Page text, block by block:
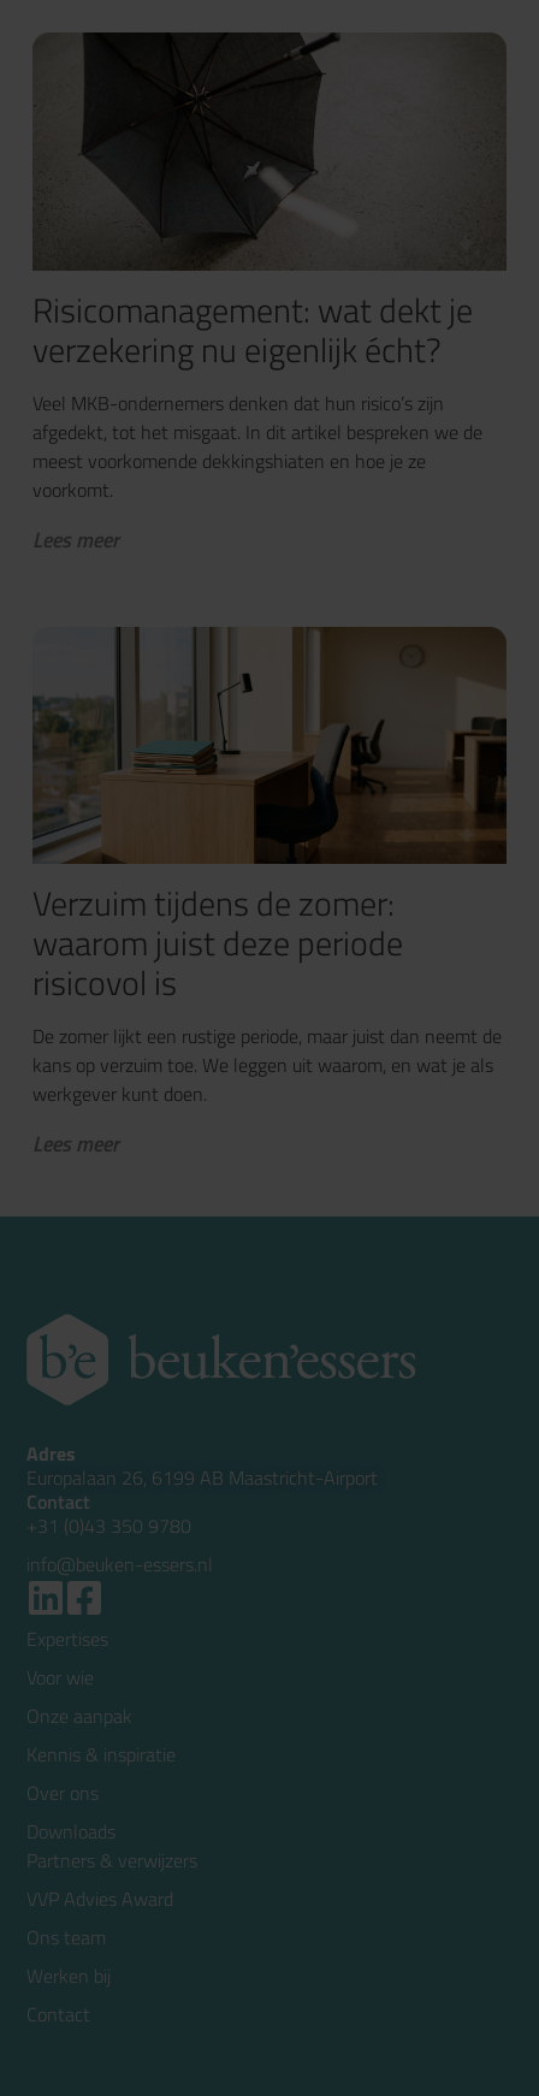
Risicomanagement: wat dekt je
verzekering nu eigenlijk écht?
Veel MKB-ondernemers denken dat hun risico’s zijn
afgedekt, tot het misgaat. In dit artikel bespreken we de
meest voorkomende dekkingshiaten en hoe je ze
voorkomt.
Lees meer
Verzuim tijdens de zomer:
waarom juist deze periode
risicovol is
De zomer lijkt een rustige periode, maar juist dan neemt de
kans op verzuim toe. We leggen uit waarom, en wat je als
werkgever kunt doen.
Lees meer
Adres
Europalaan 26, 6199 AB Maastricht-Airport
Contact
+31 (0)43 350 9780
info@beuken-essers.nl
Expertises
Voor wie
Onze aanpak
Kennis & inspiratie
Over ons
Downloads
Partners & verwijzers
VVP Advies Award
Ons team
Werken bij
Contact